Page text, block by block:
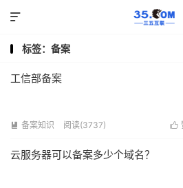

标签：备案
工信部备案
 备案知识 阅读(3737) 
云服务器可以备案多少个域名？